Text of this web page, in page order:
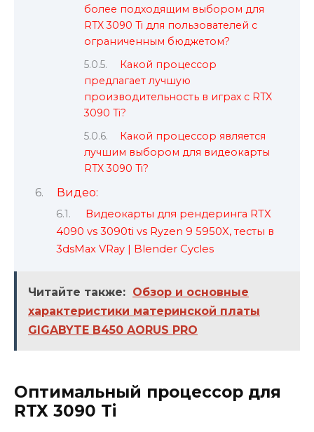
более подходящим выбором для
RTX 3090 Ti для пользователей с
ограниченным бюджетом?
Какой процессор
предлагает лучшую
производительность в играх с RTX
3090 Ti?
Какой процессор является
лучшим выбором для видеокарты
RTX 3090 Ti?
Видео:
Видеокарты для рендеринга RTX
4090 vs 3090ti vs Ryzen 9 5950X, тесты в
3dsMax VRay | Blender Cycles
Читайте также: Обзор и основные
характеристики материнской платы
GIGABYTE B450 AORUS PRO
Оптимальный процессор для
RTX 3090 Ti